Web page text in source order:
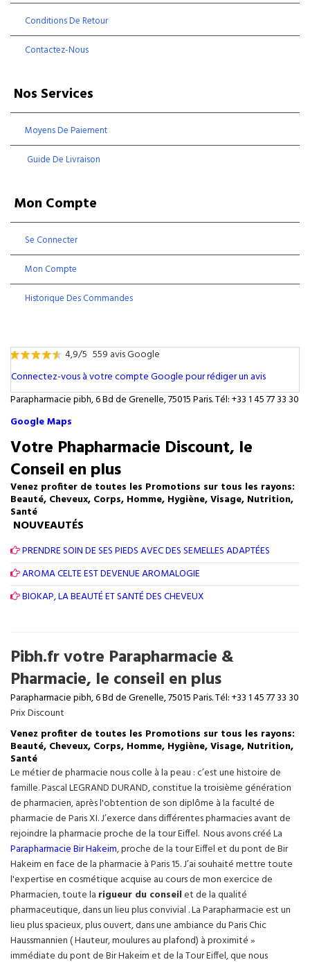
Conditions De Retour
Contactez-Nous
Nos Services
Moyens De Paiement
Guide De Livraison
Mon Compte
Se Connecter
Mon Compte
Historique Des Commandes
4,9/5 559 avis Google
Connectez-vous à votre compte Google pour rédiger un avis
Parapharmacie pibh, 6 Bd de Grenelle, 75015 Paris. Tél: +33 1 45 77 33 30
Google Maps
Votre Phapharmacie Discount, le
Conseil en plus
Venez profiter de toutes les Promotions sur tous les rayons:
Beauté, Cheveux, Corps, Homme, Hygiène, Visage, Nutrition,
Santé
NOUVEAUTÉS
PRENDRE SOIN DE SES PIEDS AVEC DES SEMELLES ADAPTÉES
AROMA CELTE EST DEVENUE AROMALOGIE
BIOKAP, LA BEAUTÉ ET SANTÉ DES CHEVEUX
Pibh.fr votre Parapharmacie &
Pharmacie, le conseil en plus
Parapharmacie pibh, 6 Bd de Grenelle, 75015 Paris. Tél: +33 1 45 77 33 30
Prix Discount
Venez profiter de toutes les Promotions sur tous les rayons:
Beauté, Cheveux, Corps, Homme, Hygiène, Visage, Nutrition,
Santé
Le métier de pharmacie nous colle à la peau : c’est une histoire de
famille. Pascal LEGRAND DURAND, constitue la troisième génération
de pharmacien, après l'obtention de son diplôme à la faculté de
pharmacie de Paris XI. J’exerce dans différentes pharmacies avant de
rejoindre la pharmacie proche de la tour Eiffel. Nous avons créé La
Parapharmacie Bir Hakeim, proche de la tourEiffelet du pont de Bir
Hakeim en face de la pharmacie à Paris 15. J’ai souhaité mettre toute
l'expertise en cosmétique acquise au cours de mon exercice de
Pharmacien, toute la rigueur du conseilet de la qualité
pharmaceutique, dans un lieu plus convivial . La Parapharmacie est un
lieu plus spacieux, plus ouvert, dans une ambiance du Paris Chic
Haussmannien ( Hauteur, moulures au plafond) à proximité »
immédiate du pont de Bir Hakeim et de la Tour Eiffel, que nous